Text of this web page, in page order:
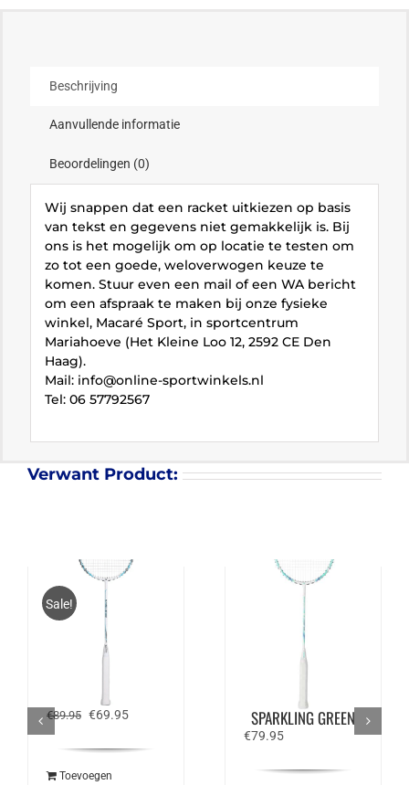
Beschrijving
Aanvullende informatie
Beoordelingen (0)
Wij snappen dat een racket uitkiezen op basis
van tekst en gegevens niet gemakkelijk is. Bij
ons is het mogelijk om op locatie te testen om
zo tot een goede, weloverwogen keuze te
komen. Stuur even een mail of een WA bericht
om een afspraak te maken bij onze fysieke
winkel, Macaré Sport, in sportcentrum
Mariahoeve (Het Kleine Loo 12, 2592 CE Den
Haag).
Mail: info@online-sportwinkels.nl
Tel: 06 57792567
Verwant Product:
Sale!
BLAUW / WIT
€89.95 Oorspronkelijke
€69.95Huidige
Toevoegen
280 EX – WIT /
SPARKLING GREEN
€79.95